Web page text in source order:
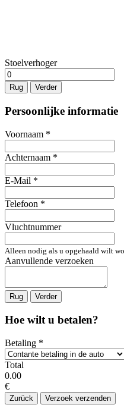
Stoelverhoger
Rug Verder
Persoonlijke informatie
Voornaam *
Achternaam *
E-Mail *
Telefoon *
Vluchtnummer
Alleen nodig als u opgehaald wilt
Aanvullende verzoeken
Rug Verder
Hoe wilt u betalen?
Betaling *
Total
0.00
€
Zurück Verzoek verzenden